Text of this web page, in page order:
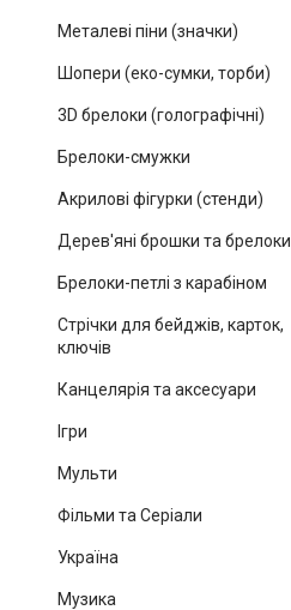
Металеві піни (значки)
Шопери (еко-сумки, торби)
3D брелоки (голографічні)
Брелоки-смужки
Акрилові фігурки (стенди)
Дерев'яні брошки та брелоки
Брелоки-петлі з карабіном
Стрічки для бейджів, карток,
ключів
Канцелярія та аксесуари
Ігри
Мульти
Фільми та Серіали
Україна
Музика